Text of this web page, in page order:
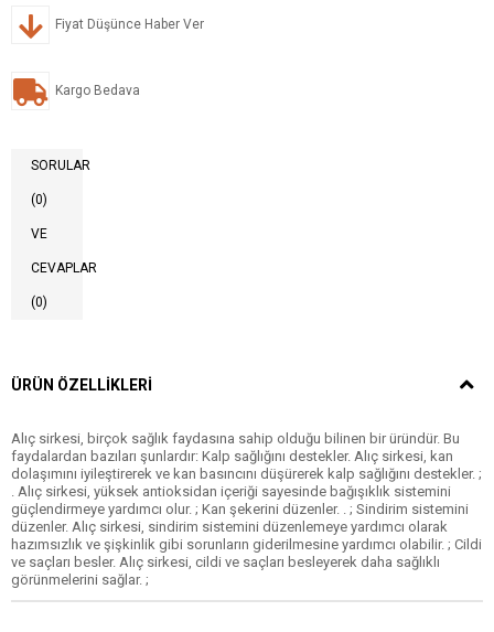
Fiyat Düşünce Haber Ver
Kargo Bedava
SORULAR
(0)
VE
CEVAPLAR
(0)
ÜRÜN ÖZELLIKLERI
Alıç sirkesi, birçok sağlık faydasına sahip olduğu bilinen bir üründür. Bu
faydalardan bazıları şunlardır: Kalp sağlığını destekler. Alıç sirkesi, kan
dolaşımını iyileştirerek ve kan basıncını düşürerek kalp sağlığını destekler. ;
. Alıç sirkesi, yüksek antioksidan içeriği sayesinde bağışıklık sistemini
güçlendirmeye yardımcı olur. ; Kan şekerini düzenler. . ; Sindirim sistemini
düzenler. Alıç sirkesi, sindirim sistemini düzenlemeye yardımcı olarak
hazımsızlık ve şişkinlik gibi sorunların giderilmesine yardımcı olabilir. ; Cildi
ve saçları besler. Alıç sirkesi, cildi ve saçları besleyerek daha sağlıklı
görünmelerini sağlar. ;